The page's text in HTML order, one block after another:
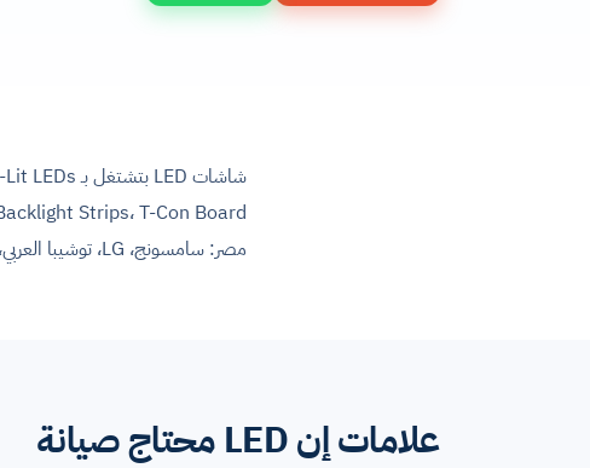
مصر: سامسونج، LG، توشيبا العربي، شارب العربي، سوني، هايسنس، هاير، فريش، باناسونيك.
علامات إن LED محتاج صيانة